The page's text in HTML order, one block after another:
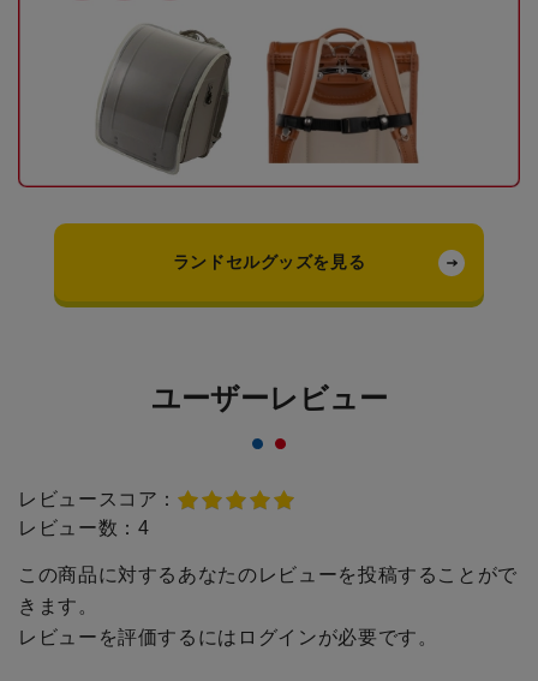
ランドセルグッズを見る
ユーザーレビュー
レビュースコア：
レビュー数： 4
この商品に対するあなたのレビューを投稿することがで
きます。
レビューを評価するには ログインが必要です。